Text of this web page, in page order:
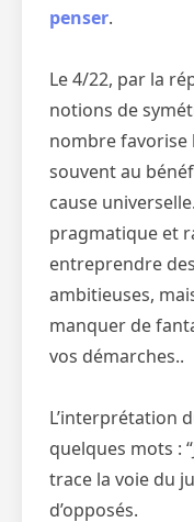
penser.
Le 4/22, par la
notions de
nombre favorise
souvent au
cause
pragmatique et
entreprendre
ambitieuses,
manquer de
vos démarches..
L’interprétation
quelques mots :
trace la voie du
d’opposés.